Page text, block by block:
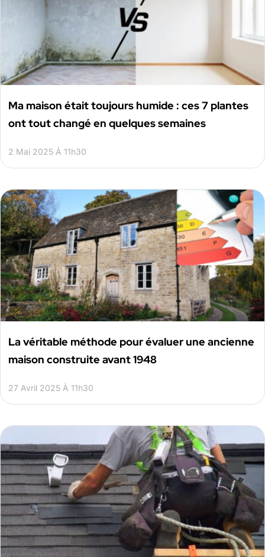
Ma maison était toujours humide : ces 7 plantes
ont tout changé en quelques semaines
2 Mai 2025 À 11h30
La véritable méthode pour évaluer une ancienne
maison construite avant 1948
27 Avril 2025 À 11h30